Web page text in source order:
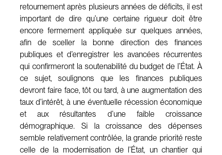
retournement après plusieurs années de déficits, il est
important de dire qu’une certaine rigueur doit être
encore fermement appliquée sur quelques années,
afin de sceller la bonne direction des finances
publiques et d’enregistrer les avancées récurrentes
qui confirmeront la soutenabilité du budget de l’État. À
ce sujet, soulignons que les finances publiques
devront faire face, tôt ou tard, à une augmentation des
taux d’intérêt, à une éventuelle récession économique
et aux résultantes d’une faible croissance
démographique. Si la croissance des dépenses
semble relativement contrôlée, la grande priorité reste
celle de la modernisation de l’État, un chantier qui